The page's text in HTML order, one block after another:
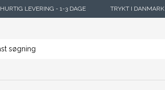
HURTIG LEVERING - 1-3 DAGE TRYKT I DANMARK